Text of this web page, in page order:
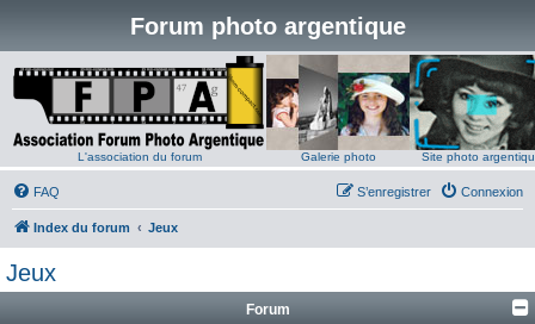
Forum photo argentique
L'association du forum Galerie photo Site photo
FAQ Connexion
S’enregistrer
Index du forum Jeux
Jeux
Forum